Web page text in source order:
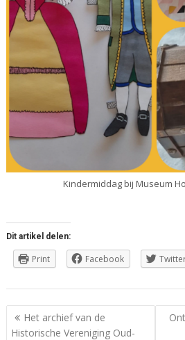
Kindermiddag bij Museum
Dit artikel delen:
Print Facebook
Berichtnavigatie
Het archief van de
Historische Vereniging Oud-